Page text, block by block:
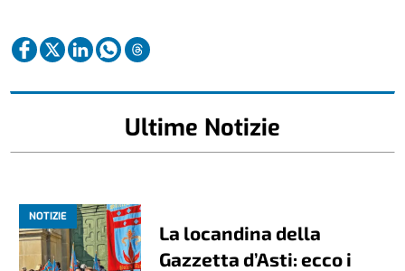
Ultime Notizie
NOTIZIE
La locandina della
Gazzetta d’Asti: ecco i